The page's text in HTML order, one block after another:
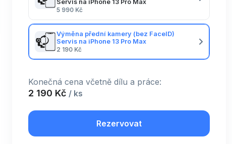
Servis na iPhone 13 Pro Max
5 990 Kč
Výměna přední kamery (bez FaceID)
Servis na iPhone 13 Pro Max
2 190 Kč
Konečná cena včetně dílu a práce:
2 190 Kč / ks
Rezervovat